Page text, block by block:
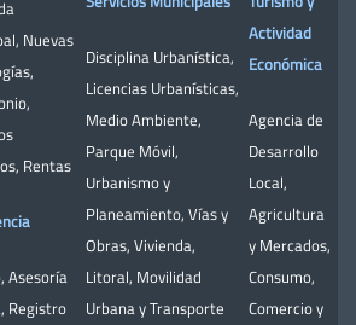
, Nuevas
,
,
, Rentas
, Asesoría
, Registro
Disciplina Urbanística,
Licencias Urbanísticas,
Medio Ambiente,
Parque Móvil,
Urbanismo y
Planeamiento, Vías y
Obras, Vivienda,
Litoral, Movilidad
Urbana y Transporte
Actividad
Económica
Agencia de
Desarrollo
Local,
Agricultura
y Mercados,
Consumo,
Comercio y